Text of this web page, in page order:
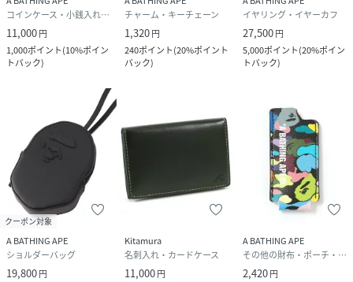
コインケース・小銭入れ・札入れ
11,000円
1,000ポイント(10%ポイン
トバック)
チャーム・キーチェーン
1,320円
240ポイント(20%ポイント
バック)
イヤリング・イヤーカフ
27,500円
5,000ポイント(20%ポイン
トバック)
クーポン対象
A BATHING APE
ショルダーバッグ
19,800円
Kitamura
名刺入れ・カードケース
11,000円
A BATHING APE
その他の財布・ポーチ・ケース
2,420円